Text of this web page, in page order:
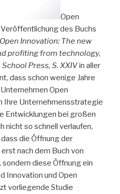
Open
des Buchs
Innovation: The new
profiting from technology,
Press, S. XXIVin aller
dass schon wenige Jahre
Open
Ihre Unternehmensstrategie
Entwicklungen bei großen
nicht so schnell verlaufen,
die Öffnung der
nach dem Buch von
diese Öffnung ein
Innovation und Open
vorliegende Studie